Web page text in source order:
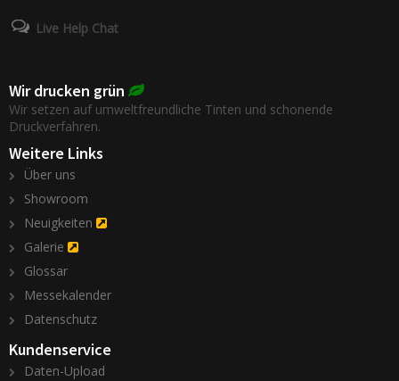
Live Help Chat
Wir drucken grün
Wir setzen auf umweltfreundliche Tinten und schonende
Druckverfahren.
Weitere Links
Über uns
Showroom
Neuigkeiten
Galerie
Glossar
Messekalender
Datenschutz
Kundenservice
Daten-Upload